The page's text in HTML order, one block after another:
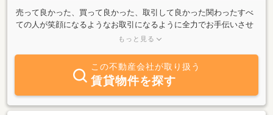
売って良かった、買って良かった、取引して良かった関わったすべ
ての人が笑顔になるようなお取引になるように全力でお手伝いさせ
ていただきます。当社は代表者1人と従業員1人で営業している不動
1人お1人と真剣に向うことができると思っております！是非あなた
の想いをお聞かせください…
もっと見る
この不動産会社が取り扱う
賃貸物件を探す